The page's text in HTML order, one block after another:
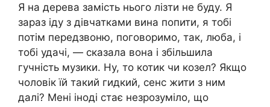
Я на дерева замість нього лізти не буду. Я
зараз іду з дівчатками вина попити, я тобі
потім передзвоню, поговоримо, так, люба, і
тобі удачі, — сказала вона і збільшила
гучність музики. Ну, то котик чи козел? Якщо
чоловік їй такий гидкий, сенс жити з ним
далі? Мені іноді стає незрозуміло, що